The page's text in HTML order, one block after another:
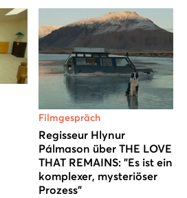
Filmgespräch
Regisseur Hlynur
Pálmason über THE LOVE
THAT REMAINS: "Es ist ein
komplexer, mysteriöser
Prozess"